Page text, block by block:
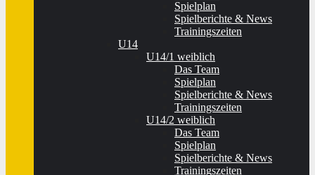
Spielplan
Spielberichte & News
Trainingszeiten
U14
U14/1 weiblich
Das Team
Spielplan
Spielberichte & News
Trainingszeiten
U14/2 weiblich
Das Team
Spielplan
Spielberichte & News
Trainingszeiten